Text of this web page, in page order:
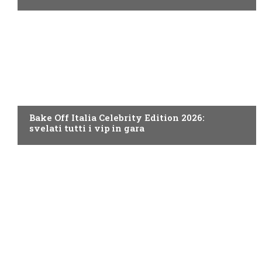
Bake Off Italia Celebrity Edition 2026:
svelati tutti i vip in gara